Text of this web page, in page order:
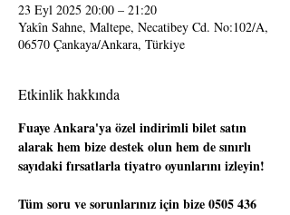
23 Eyl 2025 20:00 – 21:20
Yakîn Sahne, Maltepe, Necatibey Cd. No:102/A,
06570 Çankaya/Ankara, Türkiye
Etkinlik hakkında
Fuaye Ankara'ya özel indirimli bilet satın
alarak hem bize destek olun hem de sınırlı
sayıdaki fırsatlarla tiyatro oyunlarını izleyin!
Tüm soru ve sorunlarınız için bize 0505 436